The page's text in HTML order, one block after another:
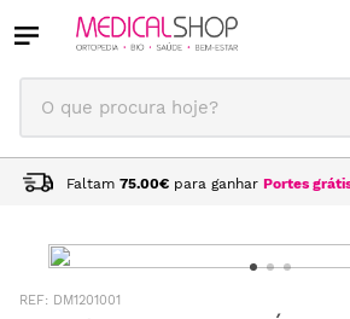
O que procura hoje?
Faltam 75.00€ para ganhar Portes
: DM1201001